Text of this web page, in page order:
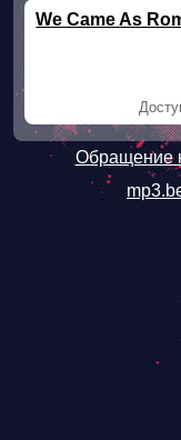
We Came As
Обращение